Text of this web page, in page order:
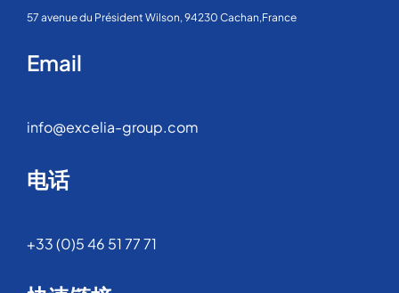
57 avenue du Président Wilson, 94230 Cachan,France
Email
info@excelia-group.com
电话
+33 (0)5 46 51 77 71